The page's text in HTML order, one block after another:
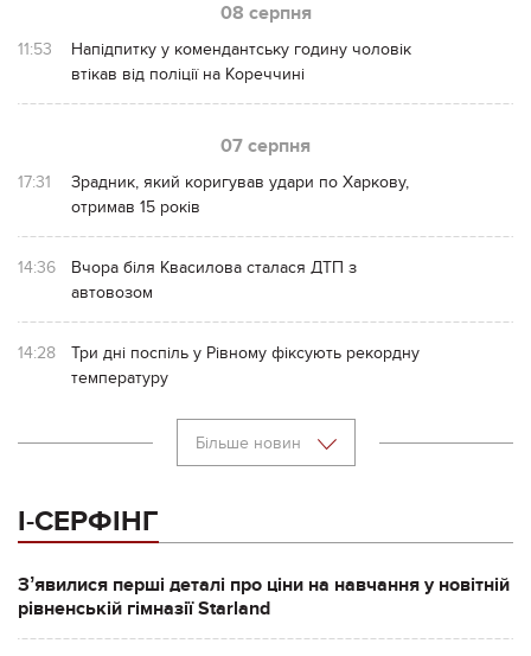
08 серпня
11:53
Напідпитку у комендантську годину чоловік
втікав від поліції на Кореччині
07 серпня
17:31
Зрадник, який коригував удари по Харкову,
отримав 15 років
14:36
Вчора біля Квасилова сталася ДТП з
автовозом
14:28
Три дні поспіль у Рівному фіксують рекордну
температуру
Більше новин
І-СЕРФІНГ
Зʼявилися перші деталі про ціни на навчання у новітній
рівненській гімназії Starland